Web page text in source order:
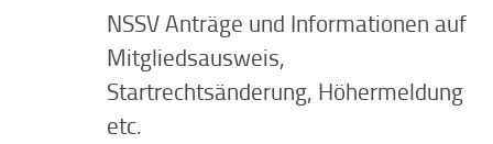
NSSV Anträge und Informationen auf
Mitgliedsausweis,
Startrechtsänderung, Höhermeldung
etc.